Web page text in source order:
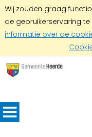
Wij zouden graag
de gebruikerservaring
informatie over de